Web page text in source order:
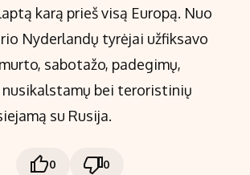
karą prieš visą Europą. Nuo
Nyderlandų tyrėjai užfiksavo
sabotažo, padegimų,
bei teroristinių
su Rusija.
0 0